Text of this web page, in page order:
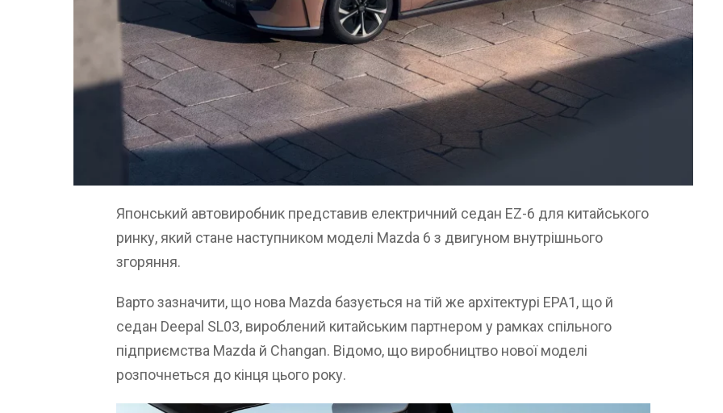
Японський автовиробник представив електричний седан EZ-6 для китайського
ринку, який стане наступником моделі Mazda 6 з двигуном внутрішнього
згоряння.
Варто зазначити, що нова Mazda базується на тій же архітектурі EPA1, що й
седан Deepal SL03, вироблений китайським партнером у рамках спільного
підприємства Mazda й Changan. Відомо, що виробництво нової моделі
розпочнеться до кінця цього року.